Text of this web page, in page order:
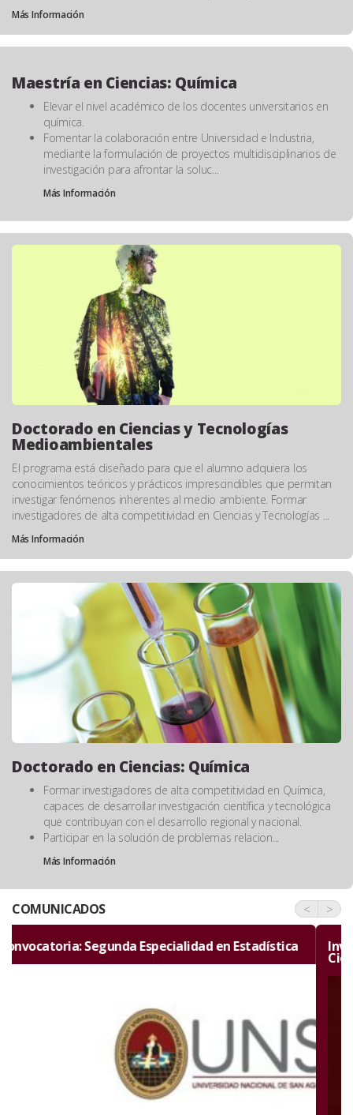
Más Información
Maestría en Ciencias: Química
Elevar el nivel académico de los docentes universitarios en
química.
Fomentar la colaboración entre Universidad e Industria,
mediante la formulación de proyectos multidisciplinarios de
investigación para afrontar la soluc...
Más Información
Doctorado en Ciencias y Tecnologías
Medioambientales
El programa está diseñado para que el alumno adquiera los
conocimientos teóricos y prácticos imprescindibles que permitan
investigar fenómenos inherentes al medio ambiente. Formar
investigadores de alta competitividad en Ciencias y Tecnologías ...
Más Información
Doctorado en Ciencias: Química
Formar investigadores de alta competitividad en Química,
capaces de desarrollar investigación científica y tecnológica
que contribuyan con el desarrollo regional y nacional.
Participar en la solución de problemas relacion...
Más Información
COMUNICADOS < >
Invitación por el aniversario de la Facultad de
Ciencias Naturales y Formales